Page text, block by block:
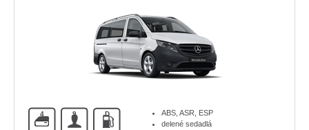
4 9 D
ABS, ASR, ESP
delené sedadlá